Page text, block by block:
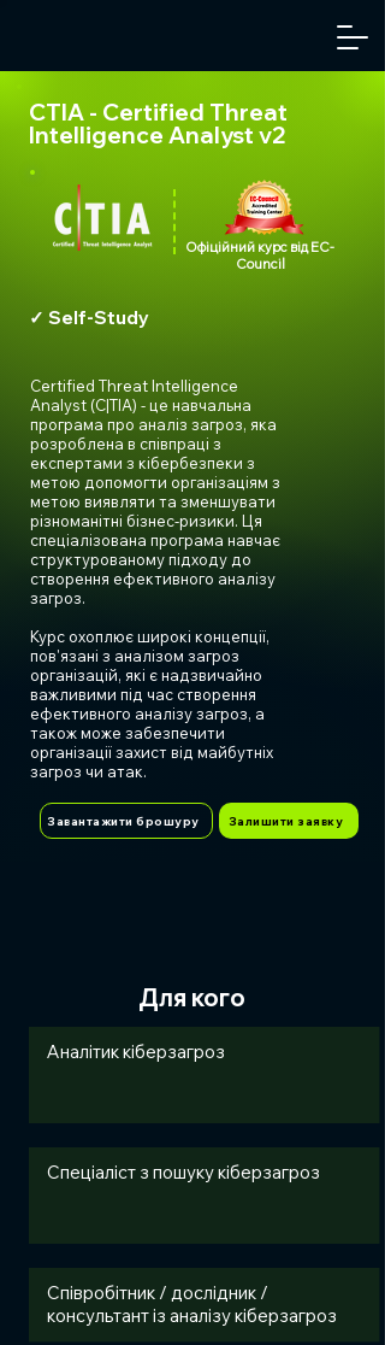
CTIA - Certified Threat
Intelligence Analyst v2
Офіційний курс від EC-
Council
✓ Self-Study
Certified Threat Intelligence
Analyst (C|TIA) - це навчальна
програма про аналіз загроз, яка
розроблена в співпраці з
експертами з кібербезпеки з
метою допомогти організаціям з
метою виявляти та зменшувати
різноманітні бізнес-ризики. Ця
спеціалізована програма навчає
структурованому підходу до
створення ефективного аналізу
загроз.
Курс охоплює широкі концепції,
пов'язані з аналізом загроз
організацій, які є надзвичайно
важливими під час створення
ефективного аналізу загроз, а
також може забезпечити
організації захист від майбутніх
загроз чи атак.
Завантажити брошуру Залишити заявку
Для кого
Aналітик кіберзагроз
Спеціаліст з пошуку кіберзагроз
Співробітник / дослідник /
консультант із аналізу кіберзагроз